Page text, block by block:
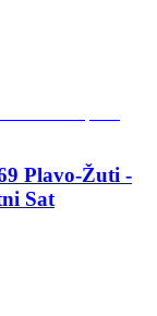
Plavo-Žuti -
Sat